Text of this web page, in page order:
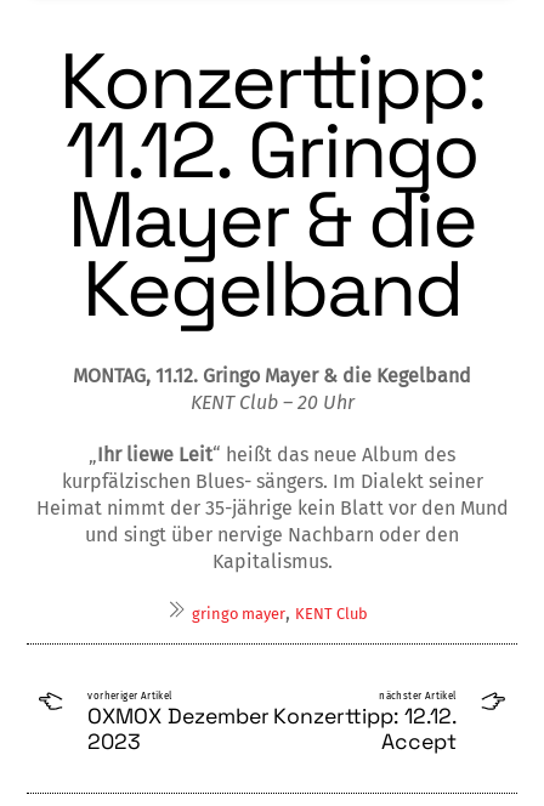
Konzerttipp:
11.12. Gringo
Mayer & die
Kegelband
MONTAG, 11.12. Gringo Mayer & die Kegelband
KENT Club – 20 Uhr
Ihr liewe Leit“ heißt das neue Album des
kurpfälzischen Blues- sängers. Im Dialekt seiner
Heimat nimmt der 35-jährige kein Blatt vor den Mund
und singt über nervige Nachbarn oder den
Kapitalismus.
gringo mayer, KENT Club
vorheriger Artikel
OXMOX Dezember
2023
nächster Artikel
Konzerttipp: 12.12.
Accept